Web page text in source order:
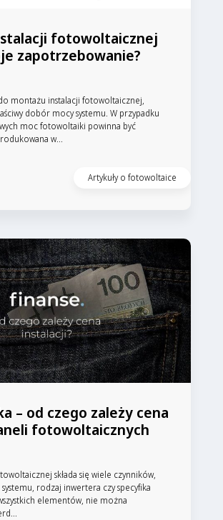
fotowoltaicznej
zapotrzebowanie?
montażu instalacji fotowoltaicznej,
dobór mocy systemu. W przypadku
moc fotowoltaiki powinna być
w...
Artykuły o fotowoltaice
– od czego zależy cena
fotowoltaicznych
składa się wiele czynników,
rodzaj inwertera czy specyfika
elementów, nie można